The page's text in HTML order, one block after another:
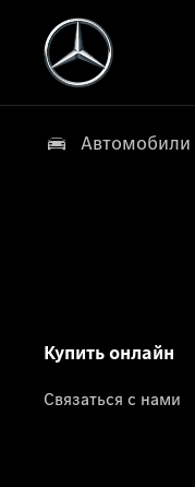
Автомобили
Купить онлайн
Связаться с нами